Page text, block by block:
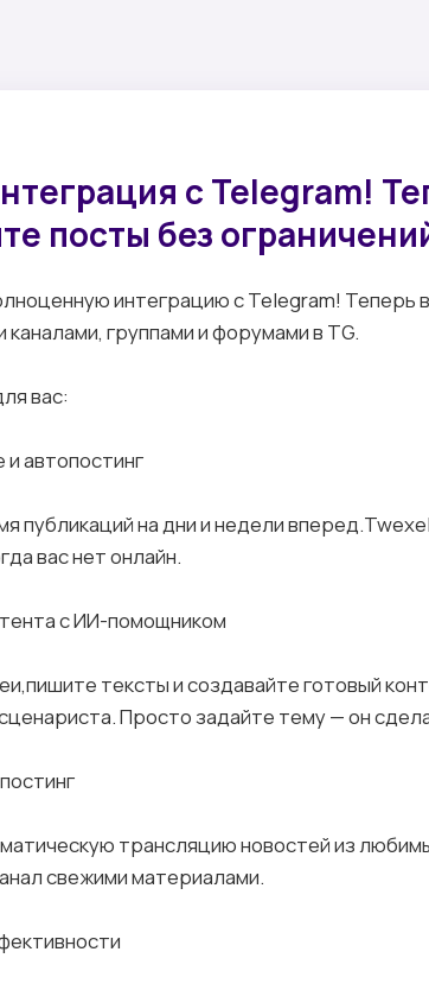
с Telegram!
посты без
интеграцию с Telegram! Теперь
группами и форумами в TG.
вас:
и автопостинг
публикаций на дни и недели
вас нет онлайн.
с ИИ-помощником
тексты и создавайте готовый
Просто задайте тему — он
трансляцию новостей из
свежими материалами.